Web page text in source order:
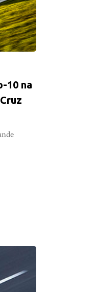
10 na